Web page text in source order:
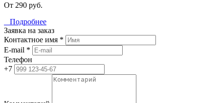
От 290 руб.
Подробнее
Заявка на заказ
Контактное имя *
E-mail *
Телефон
+7